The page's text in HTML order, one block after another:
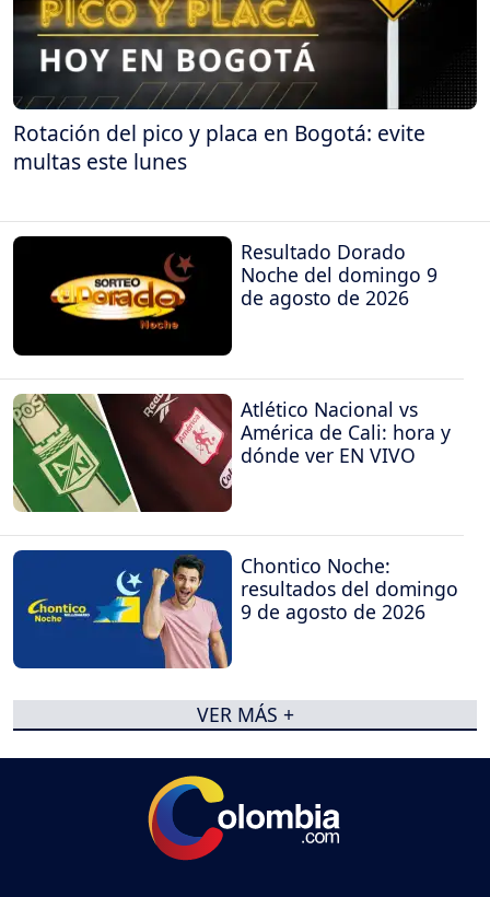
Rotación del pico y placa en Bogotá: evite
multas este lunes
Resultado Dorado
Noche del domingo 9
de agosto de 2026
Atlético Nacional vs
América de Cali: hora y
dónde ver EN VIVO
Chontico Noche:
resultados del domingo
9 de agosto de 2026
VER MÁS +